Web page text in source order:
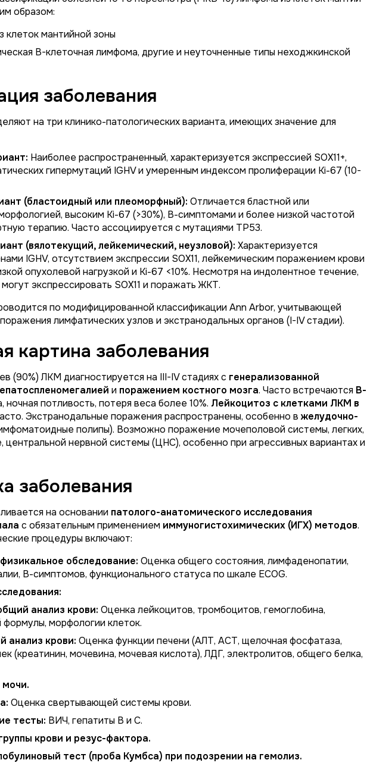
образом:
клеток мантийной зоны
B-клеточная лимфома, другие и неуточненные типы неходжкинской
заболевания
на три клинико-патологических варианта, имеющих значение для
Наиболее распространенный, характеризуется экспрессией SOX11+,
гипермутаций IGHV и умеренным индексом пролиферации Ki-67 (10-
(бластоидный или плеоморфный): Отличается бластной или
высоким Ki-67 (>30%), В-симптомами и более низкой частотой
терапию. Часто ассоциируется с мутациями TP53.
(вялотекущий, лейкемический, неузловой): Характеризуется
IGHV, отсутствием экспрессии SOX11, лейкемическим поражением крови
опухолевой нагрузкой и Ki-67 <10%. Несмотря на индолентное течение,
экспрессировать SOX11 и поражать ЖКТ.
по модифицированной классификации Ann Arbor, учитывающей
лимфатических узлов и экстранодальных органов (I-IV стадии).
картина заболевания
(90%) ЛКМ диагностируется на III-IV стадиях с генерализованной
и поражением костного мозга. Часто встречаются В-
ночная потливость, потеря веса более 10%. Лейкоцитоз с клетками ЛКМ в
Экстранодальные поражения распространены, особенно в желудочно-
полипы). Возможно поражение мочеполовой системы, легких,
центральной нервной системы (ЦНС), особенно при агрессивных вариантах и
заболевания
на основании патолого-анатомического исследования
с обязательным применением иммуногистохимических (ИГХ) методов.
процедуры включают:
обследование: Оценка общего состояния, лимфаденопатии,
В-симптомов, функционального статуса по шкале ECOG.
анализ крови: Оценка лейкоцитов, тромбоцитов, гемоглобина,
формулы, морфологии клеток.
анализ крови: Оценка функции печени (АЛТ, АСТ, щелочная фосфатаза,
(креатинин, мочевина, мочевая кислота), ЛДГ, электролитов, общего белка,
Оценка свертывающей системы крови.
тесты: ВИЧ, гепатиты B и C.
крови и резус-фактора.
тест (проба Кумбса) при подозрении на гемолиз.